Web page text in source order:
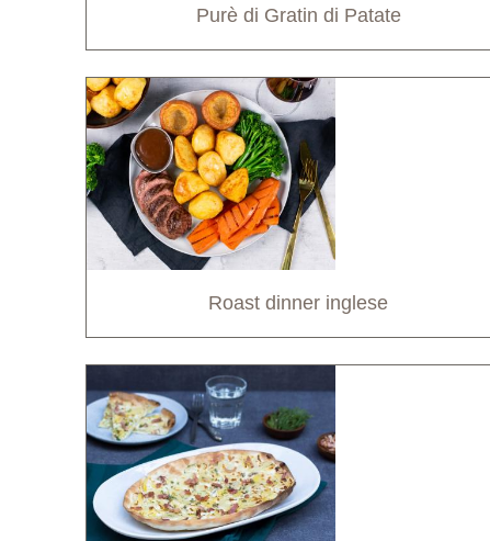
Purè di Gratin di Patate
Roast dinner inglese